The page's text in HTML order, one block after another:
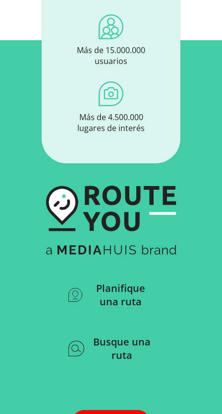
Más de 15.000.000
usuarios
Más de 4.500.000
lugares de interés
Planifique
una ruta
Busque una
ruta